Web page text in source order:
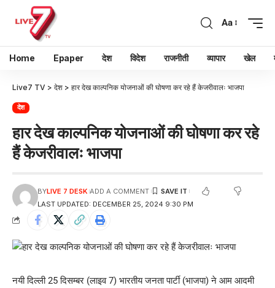
Aa
Home Epaper देश विदेश राजनीती व्यापार खेल
Live7 TV > देश > हार देख काल्पनिक योजनाओं की घोषणा कर रहे हैं केजरीवालः भाजपा
देश
हार देख काल्पनिक योजनाओं की घोषणा कर रहे
हैं केजरीवालः भाजपा
LAST UPDATED: DECEMBER 25, 2024 9:30 PM
BYLIVE 7 DESK ADD A COMMENT
नयी दिल्ली 25 दिसम्बर (लाइव 7) भारतीय जनता पार्टी (भाजपा) ने आम आदमी